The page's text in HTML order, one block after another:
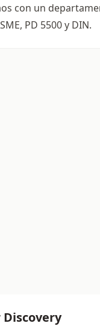
con un
PD 5500 y DIN.